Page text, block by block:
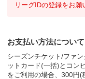
リーグIDの登録をお願
お支払い方法について
シーズンチケット/ファ
ットカード(一括)とコン
をご利用の場合、300円(